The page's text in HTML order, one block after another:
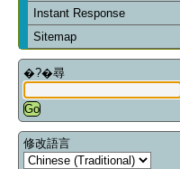
Instant Response
Sitemap
�?�尋
修改語言